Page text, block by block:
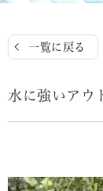
一覧に戻る
水に強いアウ
動